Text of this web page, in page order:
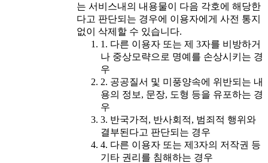
는 서비스내의 내용물이 다음 각호에 해당한
다고 판단되는 경우에 이용자에게 사전 통지
없이 삭제할 수 있습니다.
1. 다른 이용자 또는 제 3자를 비방하거
나 중상모략으로 명예를 손상시키는 경
우
2. 공공질서 및 미풍양속에 위반되는 내
용의 정보, 문장, 도형 등을 유포하는 경
우
3. 반국가적, 반사회적, 범죄적 행위와
결부된다고 판단되는 경우
4. 다른 이용자 또는 제3자의 저작권 등
기타 권리를 침해하는 경우